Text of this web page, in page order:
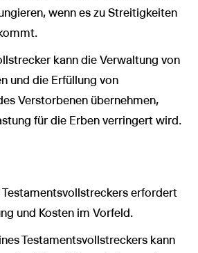
wenn es zu Streitigkeiten
kann die Verwaltung von
und die Erfüllung von
Verstorbenen übernehmen,
für die Erben verringert wird.
Testamentsvollstreckers erfordert
und Kosten im Vorfeld.
Testamentsvollstreckers kann